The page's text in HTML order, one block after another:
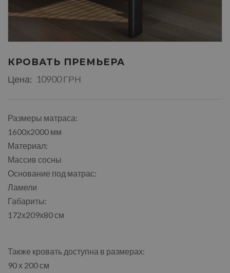
КРОВАТЬ ПРЕМЬЕРА
Цена: 10900 ГРН
Размеры матраса:
1600х2000 мм
Материал:
Массив сосны
Основание под матрас:
Ламели
Габариты:
172х209х80 см
Также кровать доступна в размерах:
90 х 200 см